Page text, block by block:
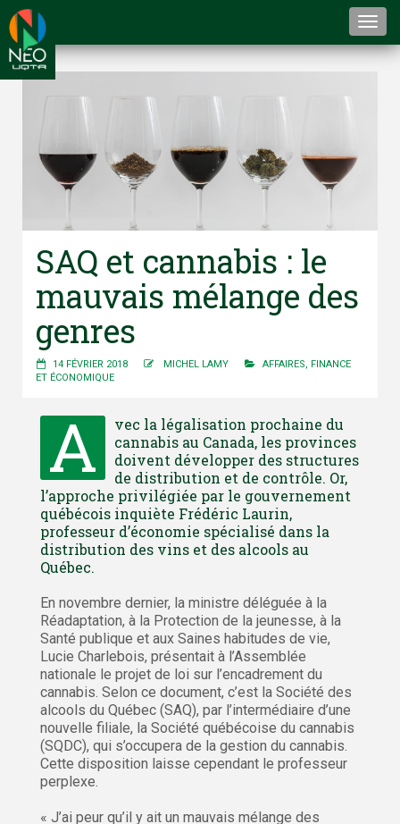
SAQ et cannabis : le
mauvais mélange des
genres
14 FÉVRIER 2018 MICHEL LAMY AFFAIRES, FINANCE
ET ÉCONOMIQUE
A
vec la légalisation prochaine du
cannabis au Canada, les provinces
doivent développer des structures
de distribution et de contrôle. Or,
l’approche privilégiée par le gouvernement
québécois inquiète Frédéric Laurin,
professeur d’économie spécialisé dans la
distribution des vins et des alcools au
Québec.
En novembre dernier, la ministre déléguée à la
Réadaptation, à la Protection de la jeunesse, à la
Santé publique et aux Saines habitudes de vie,
Lucie Charlebois, présentait à l’Assemblée
nationale le projet de loi sur l’encadrement du
cannabis. Selon ce document, c’est la Société des
alcools du Québec (SAQ), par l’intermédiaire d’une
nouvelle filiale, la Société québécoise du cannabis
(SQDC), qui s’occupera de la gestion du cannabis.
Cette disposition laisse cependant le professeur
perplexe.
« J’ai peur qu’il y ait un mauvais mélange des